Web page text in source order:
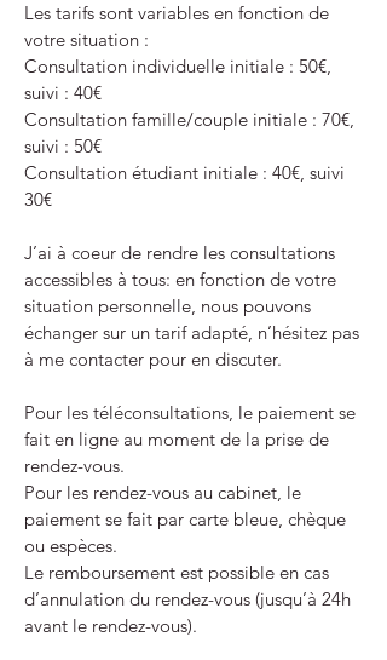
Les tarifs sont variables en fonction de
votre situation :
Consultation individuelle initiale : 50€,
suivi : 40€
Consultation famille/couple initiale : 70€,
suivi : 50€
Consultation étudiant initiale : 40€, suivi
30€
J’ai à coeur de rendre les consultations
accessibles à tous: en fonction de votre
situation personnelle, nous pouvons
échanger sur un tarif adapté, n’hésitez pas
à me contacter pour en discuter.
Pour les téléconsultations, le paiement se
fait en ligne au moment de la prise de
rendez-vous.
Pour les rendez-vous au cabinet, le
paiement se fait par carte bleue, chèque
ou espèces.
Le remboursement est possible en cas
d’annulation du rendez-vous (jusqu’à 24h
avant le rendez-vous).